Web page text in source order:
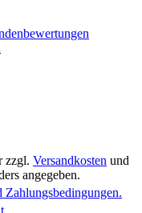
zzgl. Versandkosten und
angegeben.
Zahlungsbedingungen.